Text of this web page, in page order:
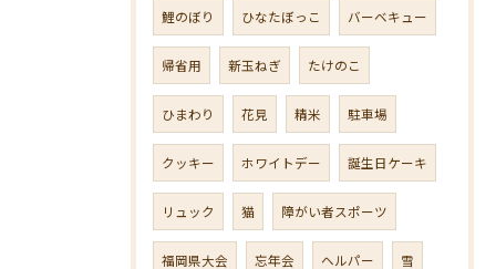
鯉のぼり ひなたぼっこ バーベキュー
帰省用 新玉ねぎ たけのこ
ひまわり 花見 精米 駐車場
クッキー ホワイトデー 誕生日ケーキ
リュック 猫 障がい者スポーツ
福岡県大会 忘年会 ヘルパー 雪